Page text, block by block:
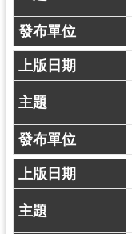
市
政
府
隱
私
權
政
策
網